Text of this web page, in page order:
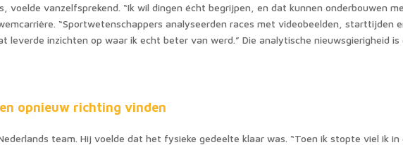
voelde vanzelfsprekend. “Ik wil dingen écht begrijpen, en dat kunnen onderbouwen
“Sportwetenschappers analyseerden races met videobeelden, starttijden
leverde inzichten op waar ik echt beter van werd.” Die analytische nieuwsgierigheid
opnieuw richting vinden
team. Hij voelde dat het fysieke gedeelte klaar was. “Toen ik stopte viel ik